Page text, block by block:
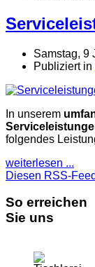
Samstag, 9
Publiziert in
In unserem
folgendes
weiterlesen ...
Diesen RSS-
So erreichen
Sie uns